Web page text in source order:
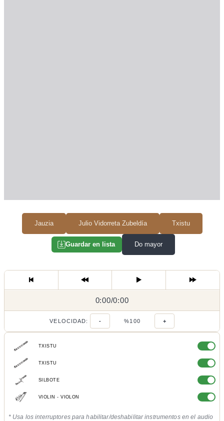
Jauzia Julio Vidorreta Zubeldía Txistu
Guardar en lista Do mayor
0:00/
0:00/0:00
VELOCIDAD: - %100 +
TXISTU
TXISTU
SILBOTE
VIOLIN - VIOLON
* Usa los interruptores para habilitar/deshabilitar instrumentos en el audio